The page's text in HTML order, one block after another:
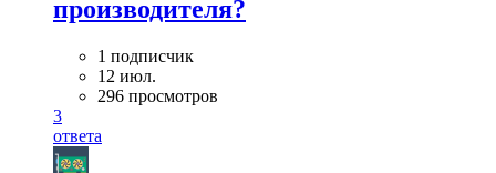
производителя?
1 подписчик
12 июл.
296 просмотров
3
ответа